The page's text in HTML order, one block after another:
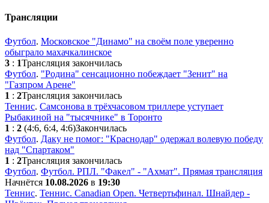
Трансляции
Футбол. Московское "Динамо" на своём поле уверенно
обыграло махачкалинское
3 : 1Трансляция закончилась
Футбол. "Родина" сенсационно побеждает "Зенит" на
"Газпром Арене"
1 : 2Трансляция закончилась
Теннис. Самсонова в трёхчасовом триллере уступает
Рыбакиной на "тысячнике" в Торонто
1 : 2 (4:6, 6:4, 4:6)Закончилась
Футбол. Даку не помог: "Краснодар" одержал волевую победу
над "Спартаком"
1 : 2Трансляция закончилась
Футбол. Футбол. РПЛ. "Факел" - "Ахмат". Прямая трансляция
Начнётся 10.08.2026 в 19:30
Теннис. Теннис. Canadian Open. Четвертьфинал. Шнайдер -